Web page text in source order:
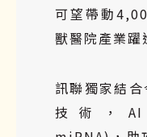
可望帶動
獸醫院產業躍
訊聯獨家結
技術，AI